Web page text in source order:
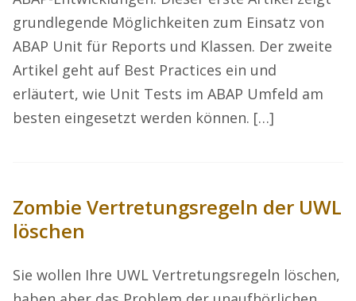
grundlegende Möglichkeiten zum Einsatz von
ABAP Unit für Reports und Klassen. Der zweite
Artikel geht auf Best Practices ein und
erläutert, wie Unit Tests im ABAP Umfeld am
besten eingesetzt werden können. […]
Zombie Vertretungsregeln der UWL
löschen
Sie wollen Ihre UWL Vertretungsregeln löschen,